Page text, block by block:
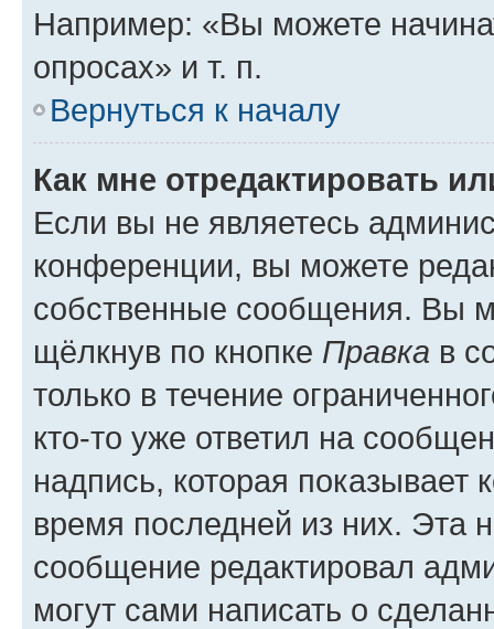
Например: «Вы можете
опросах» и т. п.
Вернуться к началу
Как мне отредактировать
Если вы не являетесь
конференции, вы можете
собственные сообщения. Вы
щёлкнув по кнопке Правка в
только в течение
кто-то уже ответил на
надпись, которая показывает
время последней из них. Эта
сообщение редактировал
могут сами написать о